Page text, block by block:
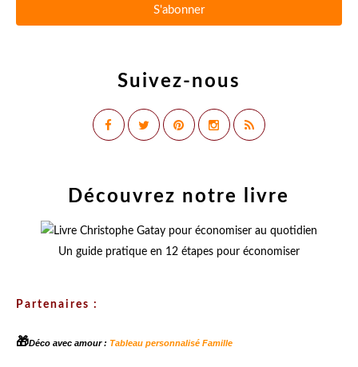
Suivez-nous
Découvrez notre livre
Un guide pratique en 12 étapes pour économiser
Partenaires :
🎁Déco avec amour : Tableau personnalisé Famille